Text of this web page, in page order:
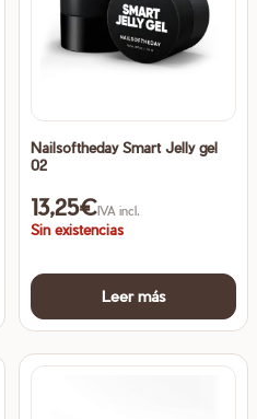
Nailsoftheday Smart Jelly gel
02
13,25€IVA incl.
Sin existencias
Leer más